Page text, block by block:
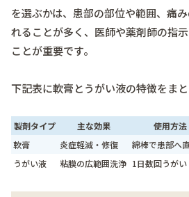
を選ぶかは、患部の部位や範囲、痛
れることが多く、医師や薬剤師の指
ことが重要です。
下記表に軟膏とうがい液の特徴をまと
製剤タイプ 主な効果 使用方法
軟膏
炎症軽減・修復 綿棒で患部へ
うがい液
粘膜の広範囲洗浄 1日数回うがい